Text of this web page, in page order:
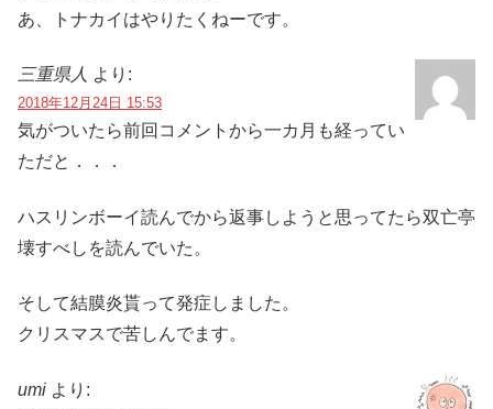
あ、トナカイはやりたくねーです。
三重県人 より:
2018年12月24日 15:53
気がついたら前回コメントから一カ月も経ってい
ただと．．．
ハスリンボーイ読んでから返事しようと思ってたら双亡亭
壊すべしを読んでいた。
そして結膜炎貰って発症しました。
クリスマスで苦しんでます。
umi より: